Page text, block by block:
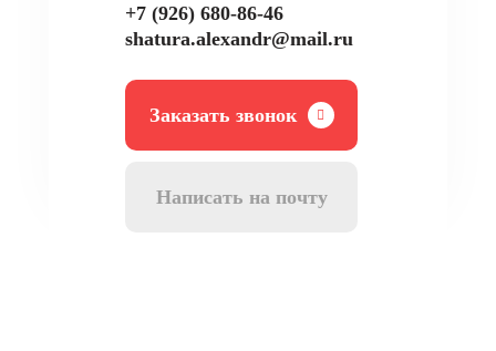
+7 (926) 680-86-46
shatura.alexandr@mail.ru
Заказать звонок
Написать на почту